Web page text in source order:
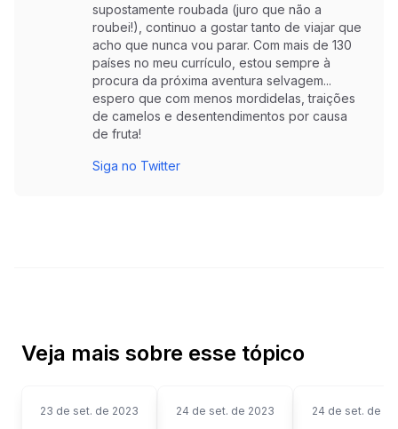
supostamente roubada (juro que não a
roubei!), continuo a gostar tanto de viajar que
acho que nunca vou parar. Com mais de 130
países no meu currículo, estou sempre à
procura da próxima aventura selvagem...
espero que com menos mordidelas, traições
de camelos e desentendimentos por causa
de fruta!
Siga no Twitter
Veja mais sobre esse tópico
23 de set. de 2023 24 de set. de 2023 24 de set. de